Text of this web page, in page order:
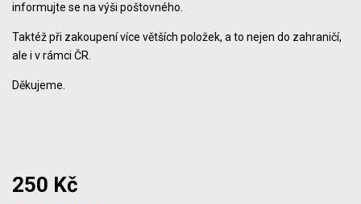
informujte se na výši poštovného.
Taktéž při zakoupení více větších položek, a to nejen do zahraničí,
ale i v rámci ČR.
Děkujeme.
250 Kč